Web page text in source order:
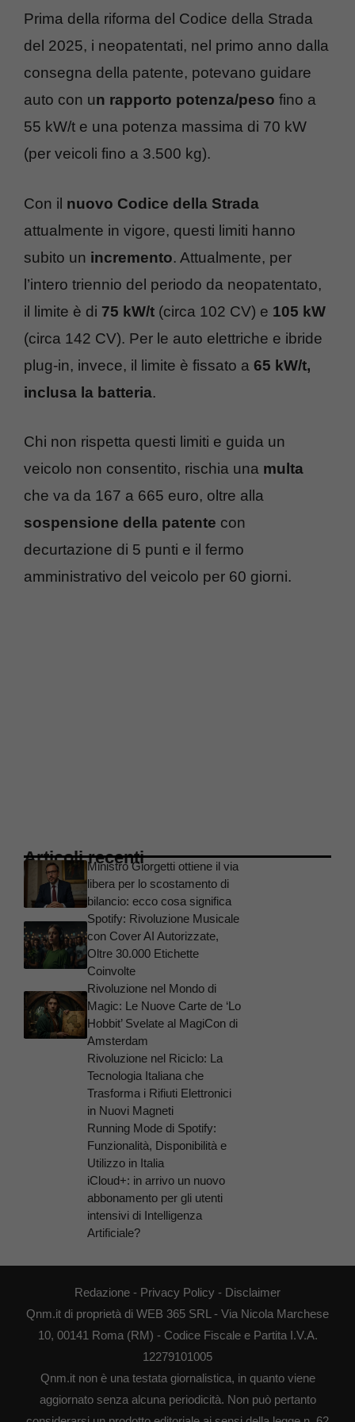
Prima della riforma del Codice della Strada
del 2025, i neopatentati, nel primo anno dalla
consegna della patente, potevano guidare
auto con un rapporto potenza/peso fino a
55 kW/t e una potenza massima di 70 kW
(per veicoli fino a 3.500 kg).
Con il nuovo Codice della Strada
attualmente in vigore, questi limiti hanno
subito un incremento. Attualmente, per
l’intero triennio del periodo da neopatentato,
il limite è di 75 kW/t (circa 102 CV) e 105 kW
(circa 142 CV). Per le auto elettriche e ibride
plug-in, invece, il limite è fissato a 65 kW/t,
inclusa la batteria.
Chi non rispetta questi limiti e guida un
veicolo non consentito, rischia una multa
che va da 167 a 665 euro, oltre alla
sospensione della patente con
decurtazione di 5 punti e il fermo
amministrativo del veicolo per 60 giorni.
Articoli recentiMinistro Giorgetti ottiene il via
libera per lo scostamento di
bilancio: ecco cosa significa
Spotify: Rivoluzione Musicale
con Cover AI Autorizzate,
Oltre 30.000 Etichette
Coinvolte
Rivoluzione nel Mondo di
Magic: Le Nuove Carte de ‘Lo
Hobbit’ Svelate al MagiCon di
Amsterdam
Rivoluzione nel Riciclo: La
Tecnologia Italiana che
Trasforma i Rifiuti Elettronici
in Nuovi Magneti
Running Mode di Spotify:
Funzionalità, Disponibilità e
Utilizzo in Italia
iCloud+: in arrivo un nuovo
abbonamento per gli utenti
intensivi di Intelligenza
Artificiale?
Redazione - Privacy Policy - Disclaimer
Qnm.it di proprietà di WEB 365 SRL - Via Nicola Marchese
10, 00141 Roma (RM) - Codice Fiscale e Partita I.V.A.
12279101005
Qnm.it non è una testata giornalistica, in quanto viene
aggiornato senza alcuna periodicità. Non può pertanto